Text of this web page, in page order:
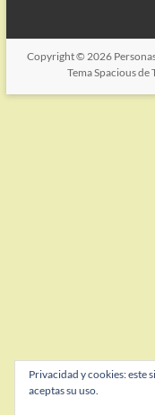
Copyright © 2026
TemaSpaciousde
Privacidad y cookies: este
aceptas su uso.